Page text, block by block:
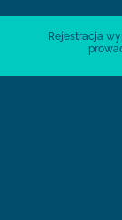
Rejestracja